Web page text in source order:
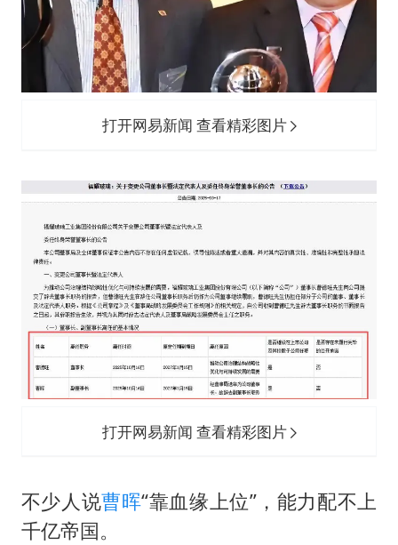
打开网易新闻 查看精彩图片
打开网易新闻 查看精彩图片
不少人说曹晖“靠血缘上位”，能力配不上
千亿帝国。